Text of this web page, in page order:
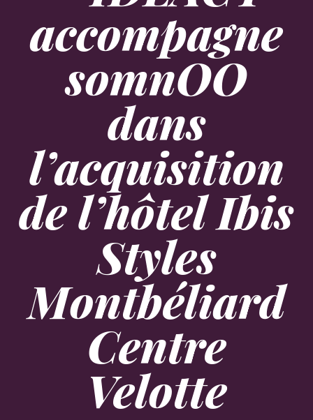
accompagne
somnOO
dans
l’acquisition
de l’hôtel Ibis
Styles
Montbéliard
Centre
Velotte